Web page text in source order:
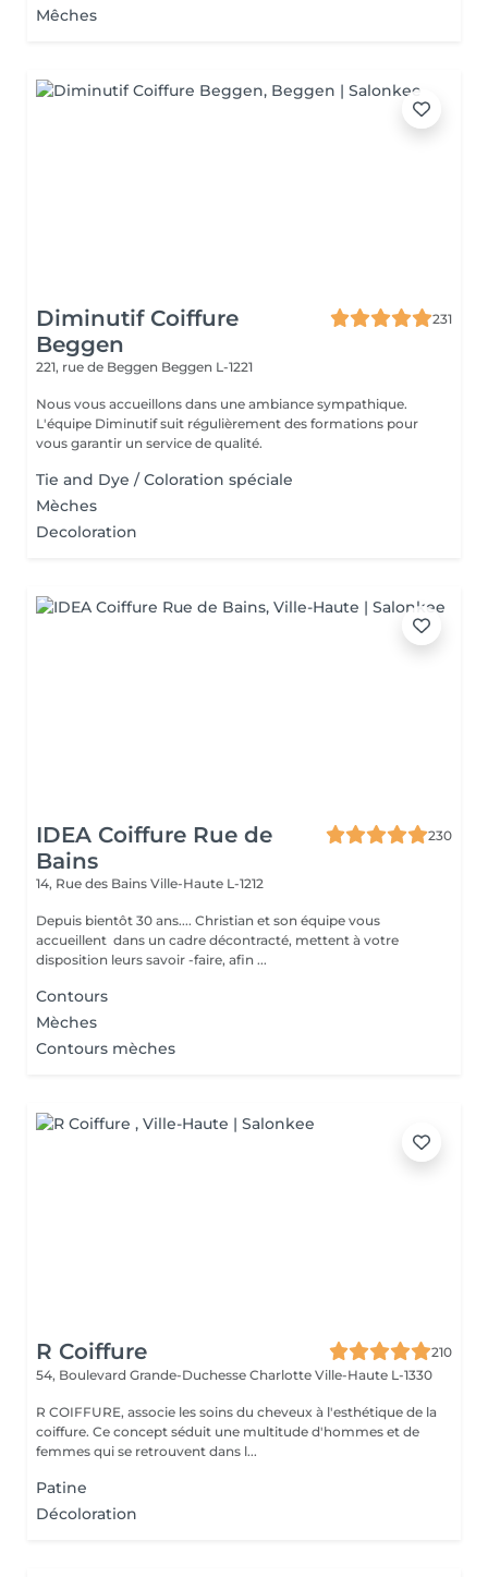
Mêches
Diminutif Coiffure
Beggen
231
221, rue de Beggen Beggen L-1221
Nous vous accueillons dans une ambiance sympathique.
L'équipe Diminutif suit régulièrement des formations pour
vous garantir un service de qualité.
Tie and Dye / Coloration spéciale
Mèches
Decoloration
IDEA Coiffure Rue de
Bains
230
14, Rue des Bains Ville-Haute L-1212
Depuis bientôt 30 ans.... Christian et son équipe vous
accueillent dans un cadre décontracté, mettent à votre
disposition leurs savoir -faire, afin ...
Contours
Mèches
Contours mèches
R Coiffure
210
54, Boulevard Grande-Duchesse Charlotte Ville-Haute L-1330
R COIFFURE, associe les soins du cheveux à l'esthétique de la
coiffure. Ce concept séduit une multitude d'hommes et de
femmes qui se retrouvent dans l...
Patine
Décoloration